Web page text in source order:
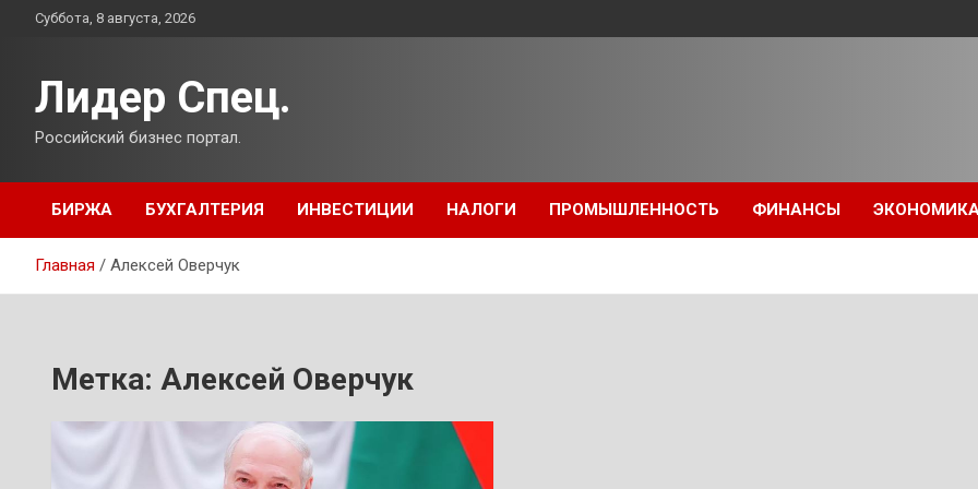
ПерейтиСуббота, 8 августа, 2026
Лидер Спец.
Российский бизнес портал.
БИРЖА БУХГАЛТЕРИЯ ИНВЕСТИЦИИ НАЛОГИ ПРОМЫШЛЕННОСТЬ ФИНАНСЫ
Главная Алексей Оверчук
Метка: Алексей Оверчук